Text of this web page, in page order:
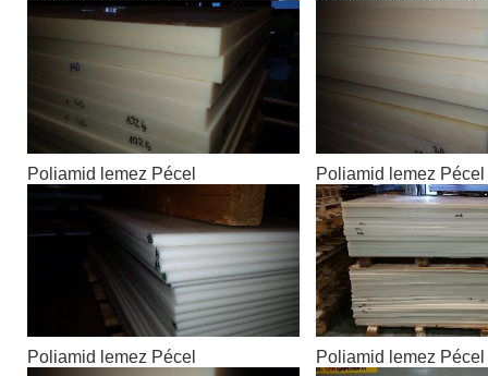
Poliamid lemez Pécel Poliamid lemez Pécel
Poliamid lemez Pécel Poliamid lemez Pécel